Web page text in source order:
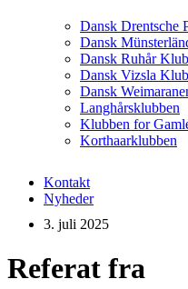
Dansk Drentsche
Dansk
Dansk Ruhår Klub
Dansk Vizsla Klub
Dansk
Langhårsklubben
Klubben for
Korthaarklubben
Kontakt
Nyheder
3. juli 2025
Referat fra